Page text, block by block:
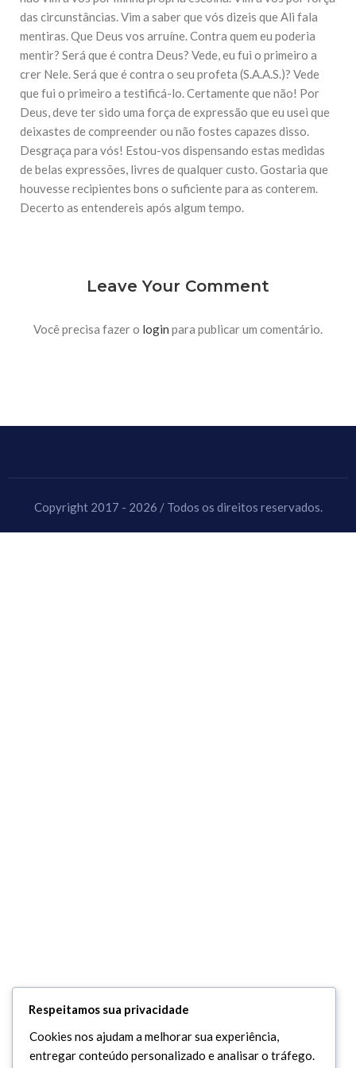
Falecimento do Imam Ali Ibn Al-Hussein
(A.S.)
Em nome de Deus, o Clemente, o Misericordioso! Diante da
data em que relembramos o martírio do quarto Imam dos
muçulmanos, o Imam Ali Ibn Al-Hussein Ibn Ali Ibn Abi Táleb
(A.S.), conhecido por “Zein Al-Ábidin” (Formosura
NOTÍCIAS
Centro Islâmico no Brasil recebe o ex-
ministro das Relações Exteriores da
República Islâmica do Irã
das circunstâncias. Vim a saber que vós dizeis que Ali fala
mentiras. Que Deus vos arruíne. Contra quem eu poderia
mentir? Será que é contra Deus? Vede, eu fui o primeiro a
crer Nele. Será que é contra o seu profeta (S.A.A.S.)? Vede
que fui o primeiro a testificá-lo. Certamente que não! Por
Deus, deve ter sido uma força de expressão que eu usei que
deixastes de compreender ou não fostes capazes disso.
Desgraça para vós! Estou-vos dispensando estas medidas
de belas expressões, livres de qualquer custo. Gostaria que
houvesse recipientes bons o suficiente para as conterem.
Decerto as entendereis após algum tempo.
Leave Your Comment
Você precisa fazer o login para publicar um comentário.
Copyright 2017 - 2026 / Todos os direitos reservados.
Respeitamos sua privacidade
Cookies nos ajudam a melhorar sua experiência,
entregar conteúdo personalizado e analisar o tráfego.